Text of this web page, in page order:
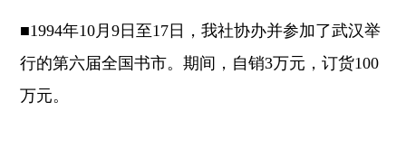
■1994年10月9日至17日，我社协办并参加了武汉举
行的第六届全国书市。期间，自销3万元，订货100
万元。